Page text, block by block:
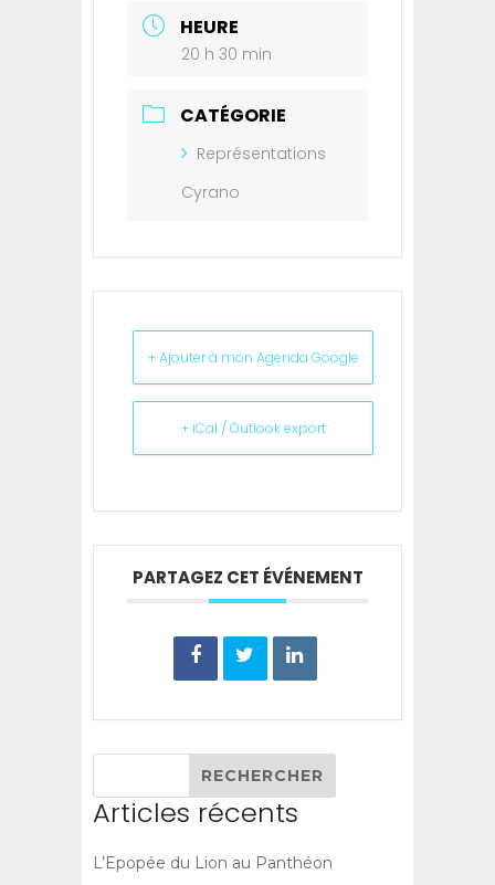
HEURE
20 h 30 min
CATÉGORIE
Représentations
Cyrano
+ Ajouter à mon Agenda Google
+ iCal / Outlook export
PARTAGEZ CET ÉVÉNEMENT
Articles récents
L’Epopée du Lion au Panthéon